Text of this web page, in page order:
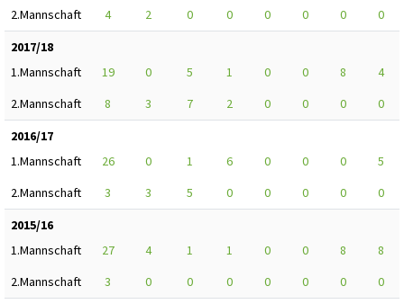
2.Mannschaft
4 2 0 0 0 0 0
0
2017/18
1.Mannschaft
19 0 5 1 0 0 8
4
2.Mannschaft
8 3 7 2 0 0 0
0
2016/17
1.Mannschaft
26 0 1 6 0 0 0
5
2.Mannschaft
3 3 5 0 0 0 0
0
2015/16
1.Mannschaft
27 4 1 1 0 0 8
8
2.Mannschaft
3 0 0 0 0 0 0 0